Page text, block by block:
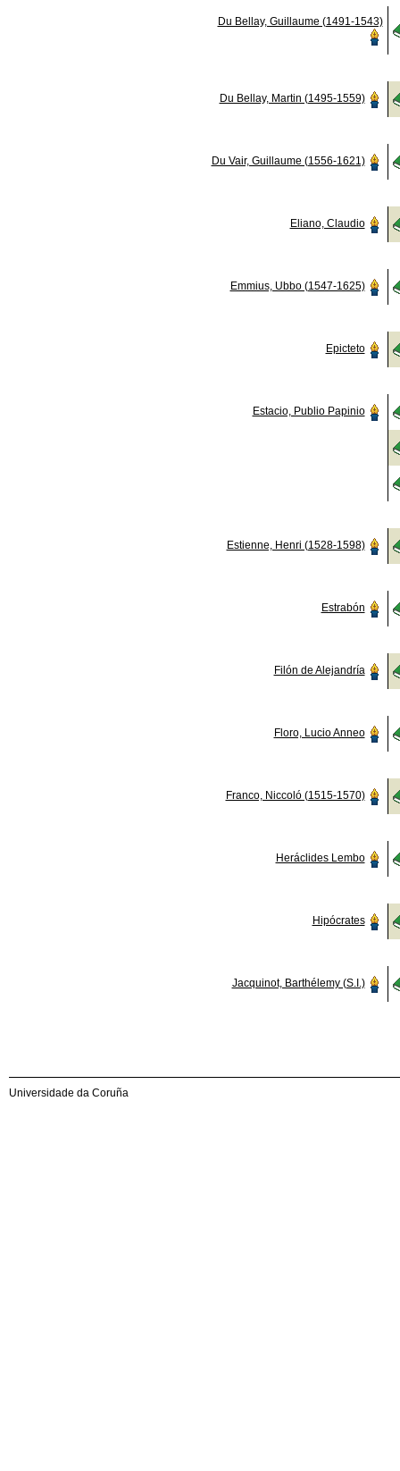
Du Bellay, Guillaume (1491-1543)
Du Bellay, Martin (1495-1559)
Du Vair, Guillaume (1556-1621)
Eliano, Claudio
Emmius, Ubbo (1547-1625)
Epicteto
Estacio, Publio Papinio
Estienne, Henri (1528-1598)
Estrabón
Filón de Alejandría
Floro, Lucio Anneo
Franco, Niccoló (1515-1570)
Heráclides Lembo
Hipócrates
Jacquinot, Barthélemy (S.I.)
Universidade da Coruña